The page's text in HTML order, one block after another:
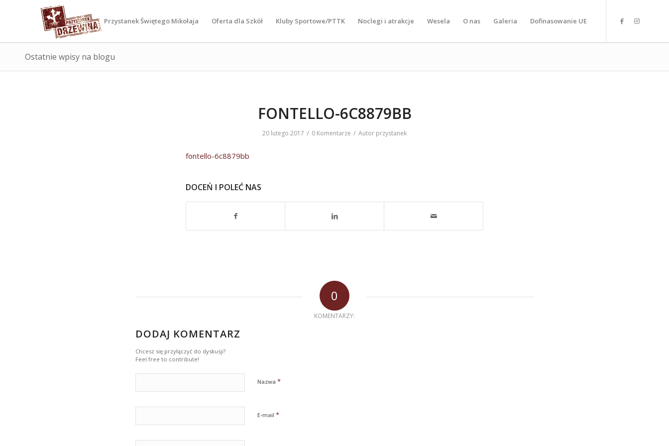
Przystanek Świętego Mikołaja Oferta dla Szkół Kluby Sportowe/PTTK Noclegi i atrakcje Wesela O nas Galeria Dofinasowanie UE
Ostatnie wpisy na blogu
FONTELLO-6C8879BB
20 lutego 2017 / 0 Komentarze / Autor przystanek
fontello-6c8879bb
DOCEŃ I POLEĆ NAS
0
KOMENTARZY:
DODAJ KOMENTARZ
Chcesz się przyłączyć do dyskusji?
Feel free to contribute!
Nazwa *
E-mail *